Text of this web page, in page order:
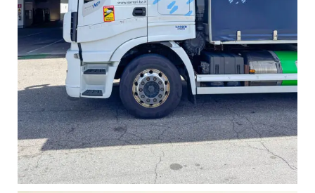
Sartori Alpine Logistics: Wir bringen die Marke
ins Rollen!